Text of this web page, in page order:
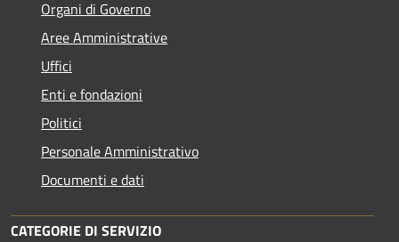
Organi di Governo
Aree Amministrative
Uffici
Enti e fondazioni
Politici
Personale Amministrativo
Documenti e dati
CATEGORIE DI SERVIZIO